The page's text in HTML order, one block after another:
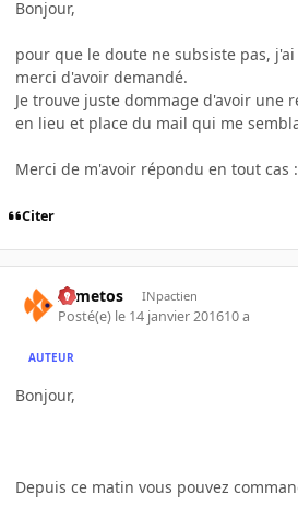
Bonjour,
pour que le doute ne subsiste pas,
merci d'avoir demandé.
Je trouve juste dommage d'avoir une
en lieu et place du mail qui me
Merci de m'avoir répondu en tout cas
Citer
Armetos INpactien
Posté(e) le 14 janvier 201610 a
AUTEUR
Bonjour,
Depuis ce matin vous pouvez